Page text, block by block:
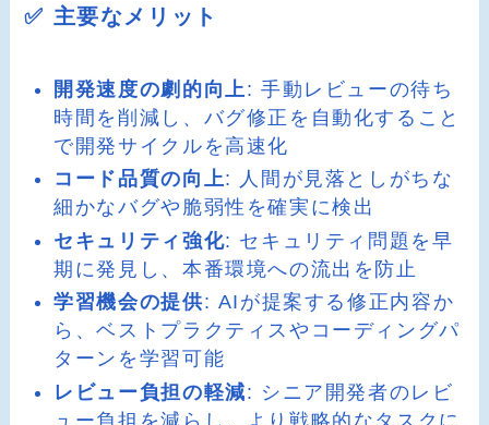
✅ 主要なメリット
開発速度の劇的向上 : 手動レビューの待ち
時間を削減し、バグ修正を自動化すること
で開発サイクルを高速化
コード品質の向上: 人間が見落としがちな
細かなバグや脆弱性を確実に検出
セキュリティ強化: セキュリティ問題を早
期に発見し、本番環境への流出を防止
学習機会の提供: AIが提案する修正内容か
ら、ベストプラクティスやコーディングパ
ターンを学習可能
レビュー負担の軽減: シニア開発者のレビ
ュー負担を減らし、より戦略的なタスクに